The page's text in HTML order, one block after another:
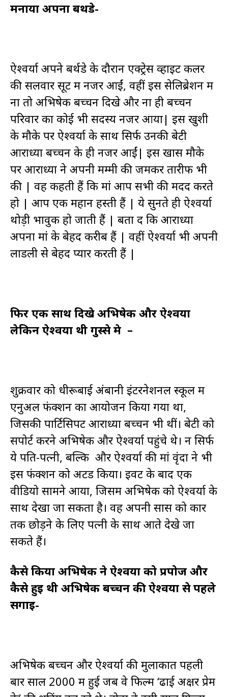
मनाया अपना बर्थडे-
ऐश्वर्या अपने बर्थडे के दौरान एक्ट्रेस व्हाइट कलर
की सलवार सूट में नजर आईं, वहीं इस सेलिब्रेशन में
ना तो अभिषेक बच्चन दिखे और ना ही बच्चन
परिवार का कोई भी सदस्य नजर आया| इस खुशी
के मौके पर ऐश्वर्या के साथ सिर्फ उनकी बेटी
आराध्या बच्चन के ही नजर आईं| इस खास मौके
पर आराध्या ने अपनी मम्मी की जमकर तारीफ भी
की | वह कहती हैं कि मां आप सभी की मदद करते
हो | आप एक महान हस्ती हैं | ये सुनते ही ऐश्वर्या
थोड़ी भावुक हो जाती हैं | बता दें कि आराध्या
अपना मां के बेहद करीब हैं | वहीं ऐश्वर्या भी अपनी
लाडली से बेहद प्यार करती हैं |
फिर एक साथ दिखे अभिषेक और ऐश्वर्या
लेकिन ऐश्वर्या थी गुस्से मे –
शुक्रवार को धीरूबाई अंबानी इंटरनेशनल स्कूल में
एनुअल फंक्शन का आयोजन किया गया था,
जिसकी पार्टिसिपेंट आराध्या बच्चन भी थीं। बेटी को
सपोर्ट करने अभिषेक और ऐश्वर्या पहुंचे थे। न सिर्फ
ये पति-पत्नी, बल्कि और ऐश्वर्या की मां वृंदा ने भी
इस फंक्शन को अटेंड किया। इवेंट के बाद एक
वीडियो सामने आया, जिसमें अभिषेक को ऐश्वर्या के
साथ देखा जा सकता है। वह अपनी सास को कार
तक छोड़ने के लिए पत्नी के साथ आते देखे जा
सकते हैं।
कैसे किया अभिषेक ने ऐश्वर्या को प्रपोज और
कैसे हुई थी अभिषेक बच्चन की ऐश्वर्या से पहले
सगाई-
अभिषेक बच्चन और ऐश्वर्या की मुलाकात पहली
बार साल 2000 में हुई जब वे फिल्म ‘ढाई अक्षर प्रेम